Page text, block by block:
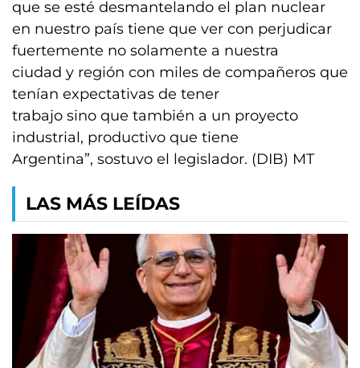
que se esté desmantelando el plan nuclear
en nuestro país tiene que ver con perjudicar
fuertemente no solamente a nuestra
ciudad y región con miles de compañeros que
tenían expectativas de tener
trabajo sino que también a un proyecto
industrial, productivo que tiene
Argentina”, sostuvo el legislador. (DIB) MT
LAS MÁS LEÍDAS